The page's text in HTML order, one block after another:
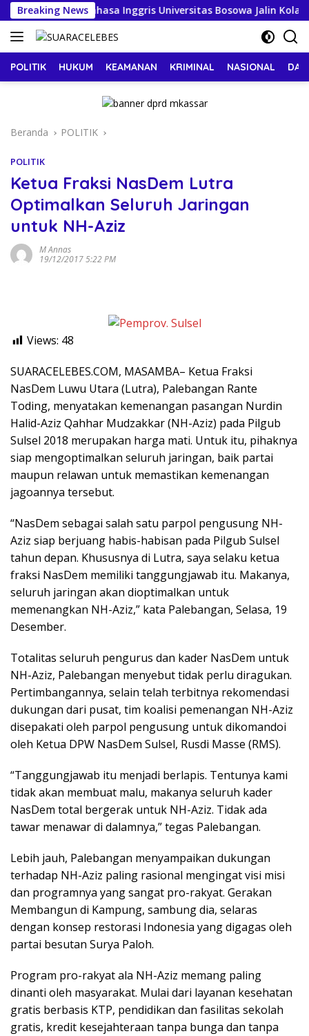
Langsung
ke
konten
Breaking News
Pendidikan Bahasa Inggris Universitas Bosowa Jalin
POLITIK HUKUM KEAMANAN KRIMINAL NASIONAL
Beranda POLITIK
POLITIK
Ketua Fraksi NasDem Lutra
Optimalkan Seluruh Jaringan
untuk NH-Aziz
M Annas
19/12/2017 5:22 PM
Views: 48
SUARACELEBES.COM, MASAMBA– Ketua Fraksi
NasDem Luwu Utara (Lutra), Palebangan Rante
Toding, menyatakan kemenangan pasangan Nurdin
Halid-Aziz Qahhar Mudzakkar (NH-Aziz) pada Pilgub
Sulsel 2018 merupakan harga mati. Untuk itu, pihaknya
siap mengoptimalkan seluruh jaringan, baik partai
maupun relawan untuk memastikan kemenangan
jagoannya tersebut.
“NasDem sebagai salah satu parpol pengusung NH-
Aziz siap berjuang habis-habisan pada Pilgub Sulsel
tahun depan. Khususnya di Lutra, saya selaku ketua
fraksi NasDem memiliki tanggungjawab itu. Makanya,
seluruh jaringan akan dioptimalkan untuk
memenangkan NH-Aziz,” kata Palebangan, Selasa, 19
Desember.
Totalitas seluruh pengurus dan kader NasDem untuk
NH-Aziz, Palebangan menyebut tidak perlu diragukan.
Pertimbangannya, selain telah terbitnya rekomendasi
dukungan dari pusat, tim koalisi pemenangan NH-Aziz
disepakati oleh parpol pengusung untuk dikomandoi
oleh Ketua DPW NasDem Sulsel, Rusdi Masse (RMS).
“Tanggungjawab itu menjadi berlapis. Tentunya kami
tidak akan membuat malu, makanya seluruh kader
NasDem total bergerak untuk NH-Aziz. Tidak ada
tawar menawar di dalamnya,” tegas Palebangan.
Lebih jauh, Palebangan menyampaikan dukungan
terhadap NH-Aziz paling rasional mengingat visi misi
dan programnya yang sangat pro-rakyat. Gerakan
Membangun di Kampung, sambung dia, selaras
dengan konsep restorasi Indonesia yang digagas oleh
partai besutan Surya Paloh.
Program pro-rakyat ala NH-Aziz memang paling
dinanti oleh masyarakat. Mulai dari layanan kesehatan
gratis berbasis KTP, pendidikan dan fasilitas sekolah
gratis, kredit kesejahteraan tanpa bunga dan tanpa